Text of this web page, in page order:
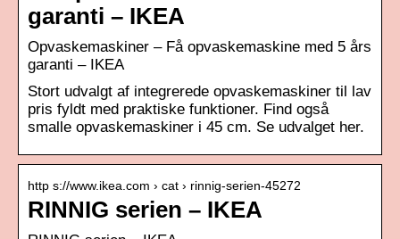
garanti – IKEA
Opvaskemaskiner – Få opvaskemaskine med 5 års
garanti – IKEA
Stort udvalgt af integrerede opvaskemaskiner til lav
pris fyldt med praktiske funktioner. Find også
smalle opvaskemaskiner i 45 cm. Se udvalget her.
http s://www.ikea.com › cat › rinnig-serien-45272
RINNIG serien – IKEA